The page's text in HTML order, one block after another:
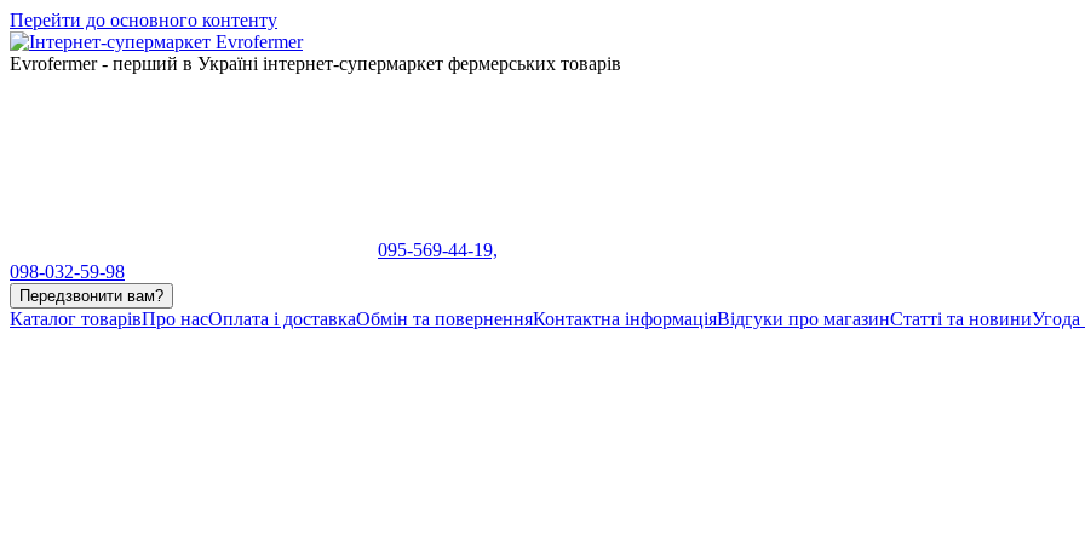
Перейти до основного контенту
Evrofermer - перший в Україні інтернет-супермаркет фермерських товарів
095-569-44-19,
098-032-59-98
Передзвонити вам?
Каталог товарівПро насОплата і доставкаОбмін та поверненняКонтактна інформаціяВідгуки про магазинСтатті та новиниУгода